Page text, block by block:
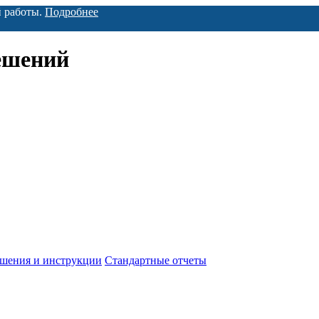
работы. Подробнее
и инструкции Стандартные отчеты